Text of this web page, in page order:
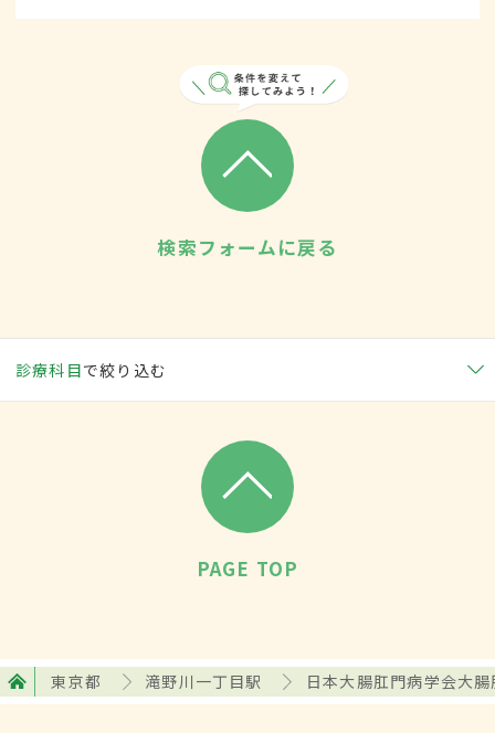
検索フォームに戻る
診療科目で絞り込む
PAGE TOP
東京都 滝野川一丁目駅 日本大腸肛門病学会大